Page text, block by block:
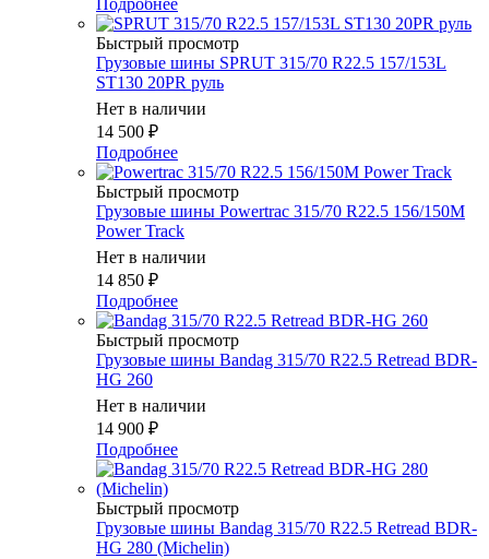
Подробнее
Быстрый просмотр
Грузовые шины SPRUT 315/70 R22.5 157/153L
ST130 20PR руль
Нет в наличии
14 500 ₽
Подробнее
Быстрый просмотр
Грузовые шины Powertrac 315/70 R22.5 156/150M
Power Track
Нет в наличии
14 850 ₽
Подробнее
Быстрый просмотр
Грузовые шины Bandag 315/70 R22.5 Retread BDR-
HG 260
Нет в наличии
14 900 ₽
Подробнее
Быстрый просмотр
Грузовые шины Bandag 315/70 R22.5 Retread BDR-
HG 280 (Michelin)